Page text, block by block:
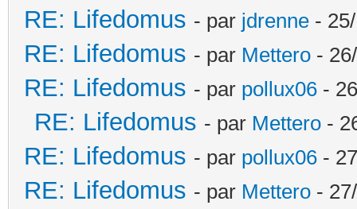
RE: Lifedomus - par jdrenne -
RE: Lifedomus - par Mettero -
RE: Lifedomus - par pollux06 -
RE: Lifedomus - par Mettero -
RE: Lifedomus - par pollux06 -
RE: Lifedomus - par Mettero -